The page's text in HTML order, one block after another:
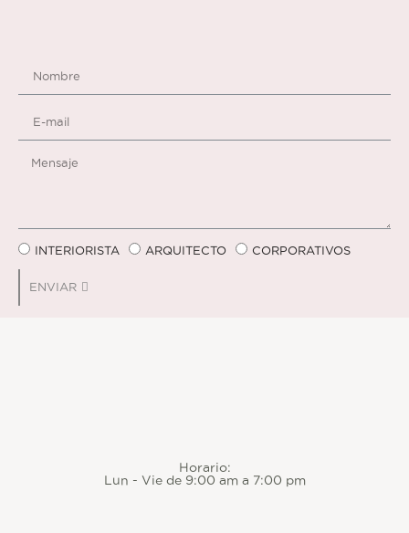
INTERIORISTA ARQUITECTO CORPORATIVOS
ENVIAR
Horario:
Lun - Vie de 9:00 am a 7:00 pm